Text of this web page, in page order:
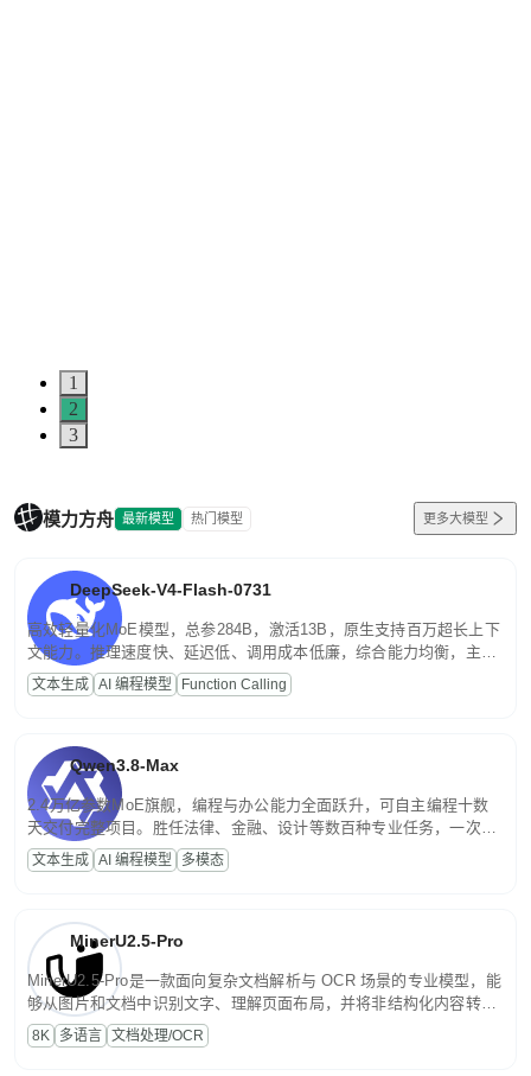
1
2
3
模力方舟 最新模型 热门模型 更多大模型
DeepSeek-V4-Flash-0731
高效轻量化MoE模型，总参284B，激活13B，原生支持百万超长上下
文能力。推理速度快、延迟低、调用成本低廉，综合能力均衡，主打
高并发、轻量化任务，适合日常对话、内容创作、基础 RAG、批量
文案处理等普惠刚需场景。
文本生成 AI 编程模型 Function Calling
Qwen3.8-Max
2.4万亿参数MoE旗舰，编程与办公能力全面跃升，可自主编程十数
天交付完整项目。胜任法律、金融、设计等数百种专业任务，一次对
话端到端交付生产级成果。原生视觉理解贯穿规划、执行与验证全流
程，支持超长文档与长视频的深度语义解析。长程任务中自主规划与
文本生成 AI 编程模型 多模态
MinerU2.5-Pro
MinerU2.5-Pro是一款面向复杂文档解析与 OCR 场景的专业模型，能
够从图片和文档中识别文字、理解页面布局，并将非结构化内容转换
为便于存储、检索和二次处理的结构化结果。
8K 多语言 文档处理/OCR